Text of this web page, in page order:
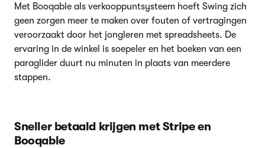
Met Booqable als verkooppuntsysteem hoeft Swing zich
geen zorgen meer te maken over fouten of vertragingen
veroorzaakt door het jongleren met spreadsheets. De
ervaring in de winkel is soepeler en het boeken van een
paraglider duurt nu minuten in plaats van meerdere
stappen.
Sneller betaald krijgen met Stripe en
Booqable